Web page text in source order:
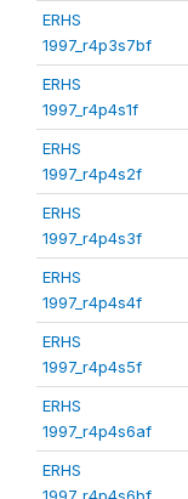
ERHS
1997_r4p3s7bf
ERHS
1997_r4p4s1f
ERHS
1997_r4p4s2f
ERHS
1997_r4p4s3f
ERHS
1997_r4p4s4f
ERHS
1997_r4p4s5f
ERHS
1997_r4p4s6af
ERHS
1997_r4p4s6bf